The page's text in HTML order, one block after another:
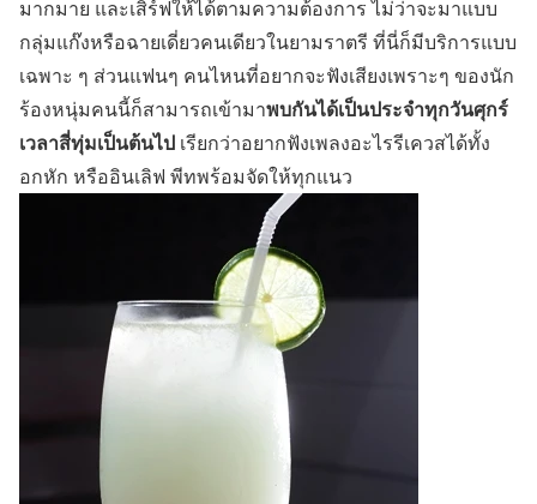
มากมาย และเสิร์ฟให้ได้ตามความต้องการ ไม่ว่าจะมาแบบ
กลุ่มแก๊งหรือฉายเดี่ยวคนเดียวในยามราตรี ที่นี่ก็มีบริการแบบ
เฉพาะ ๆ ส่วนแฟนๆ คนไหนที่อยากจะฟังเสียงเพราะๆ ของนัก
ร้องหนุ่มคนนี้ก็สามารถเข้ามาพบกันได้เป็นประจำทุกวันศุกร์
เวลาสี่ทุ่มเป็นต้นไป เรียกว่าอยากฟังเพลงอะไรรีเควสได้ทั้ง
อกหัก หรืออินเลิฟ พีทพร้อมจัดให้ทุกแนว